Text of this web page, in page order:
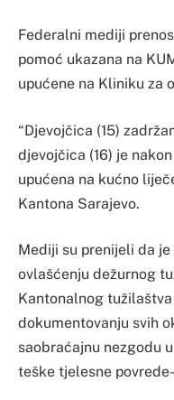
Federalni mediji
pomoć ukazana na
upućene na Kliniku za
“Djevojčica (15)
djevojčica (16) je
upućena na kućno
Kantona Sarajevo.
Mediji su prenijeli da
ovlašćenju dežurnog
Kantonalnog
dokumentovanju svih
saobraćajnu nezgodu
teške tjelesne povrede-